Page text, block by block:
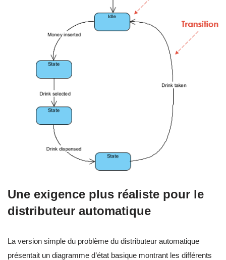
Une exigence plus réaliste pour le
distributeur automatique
La version simple du problème du distributeur automatique
présentait un diagramme d’état basique montrant les différents